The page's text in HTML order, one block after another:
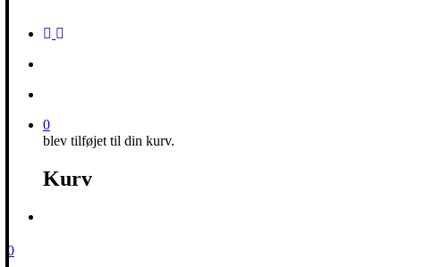
0
blev tilføjet til din kurv.
Kurv
0